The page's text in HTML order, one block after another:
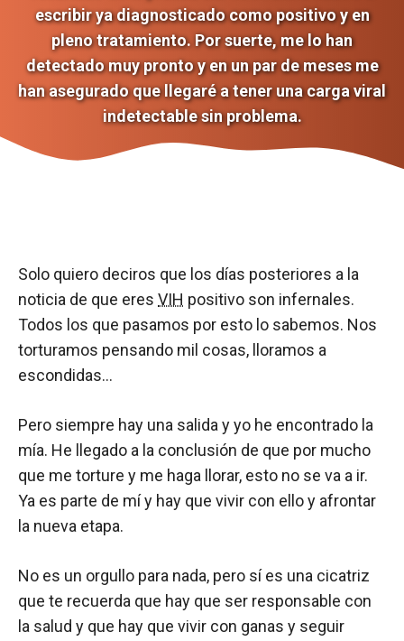
escribir ya diagnosticado como positivo y en
pleno tratamiento. Por suerte, me lo han
detectado muy pronto y en un par de meses me
han asegurado que llegaré a tener una carga viral
indetectable sin problema.
Solo quiero deciros que los días posteriores a la
noticia de que eres VIH positivo son infernales.
Todos los que pasamos por esto lo sabemos. Nos
torturamos pensando mil cosas, lloramos a
escondidas…
Pero siempre hay una salida y yo he encontrado la
mía. He llegado a la conclusión de que por mucho
que me torture y me haga llorar, esto no se va a ir.
Ya es parte de mí y hay que vivir con ello y afrontar
la nueva etapa.
No es un orgullo para nada, pero sí es una cicatriz
que te recuerda que hay que ser responsable con
la salud y que hay que vivir con ganas y seguir